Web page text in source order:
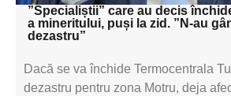
”Specialiștii” care au decis
a mineritului, puși la zid. ”N-au
dezastru”
Dacă se va închide Termocentrala
dezastru pentru zona Motru, deja